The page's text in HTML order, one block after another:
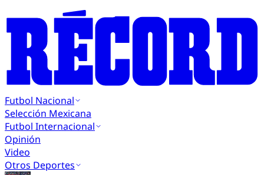
Futbol Nacional
Selección Mexicana
Futbol Internacional
Opinión
Video
Otros Deportes